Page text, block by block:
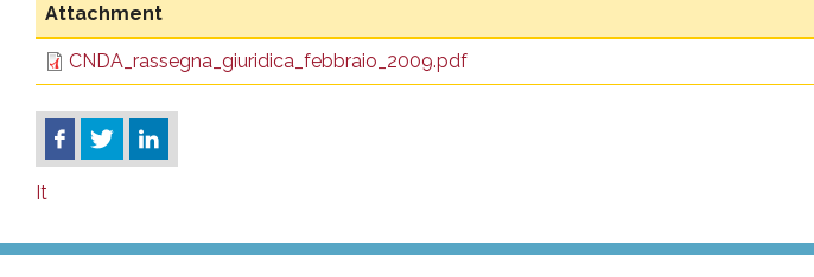
Attachment
CNDA_rassegna_giuridica_febbraio_2009.pdf
It